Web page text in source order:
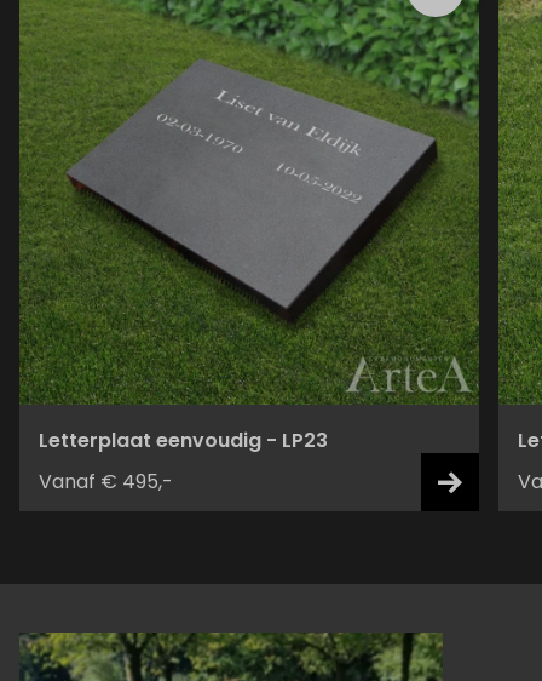
Letterplaat eenvoudig - LP23
Vanaf € 495,-